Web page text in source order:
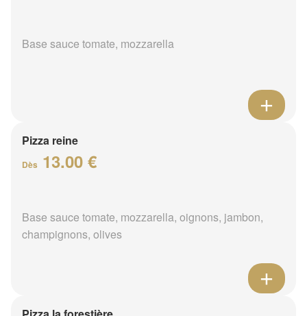
Base sauce tomate, mozzarella
Pizza reine
Dès 13.00 €
Base sauce tomate, mozzarella, oignons, jambon,
champignons, olives